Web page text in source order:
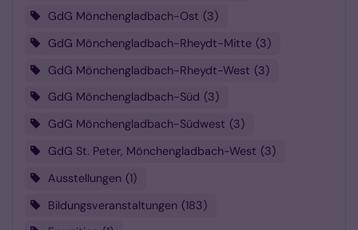
GdG Mönchengladbach-Ost 3
GdG Mönchengladbach-Rheydt-Mitte 3
GdG Mönchengladbach-Rheydt-West 3
GdG Mönchengladbach-Süd
3
GdG Mönchengladbach-Südwest 3
GdG St. Peter, Mönchengladbach-West 3
Ausstellungen 1
Bildungsveranstaltungen 183